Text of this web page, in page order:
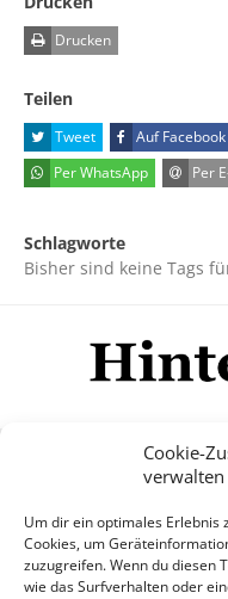
Cookie-
verwalten
Um dir ein optimales Erlebnis
Cookies, um
zuzugreifen. Wenn du diesen
wie das Surfverhalten oder
Drucken
Teilen
Tweet Auf Facebook
Per WhatsApp
Per
Schlagworte
Bisher sind keine Tags